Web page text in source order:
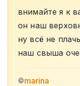
внимайте я к
он наш
ну всё не
наш свыша
©marina